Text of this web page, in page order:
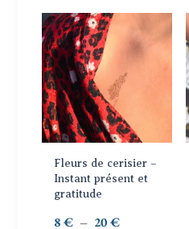
prix :
20 €
la
page
du
produit
Fleurs de cerisier –
Instant présent et
gratitude
8€ – 20€Plage
Ce
produit
a
plusieurs
variations.
Les
options
peuvent
être
choisies